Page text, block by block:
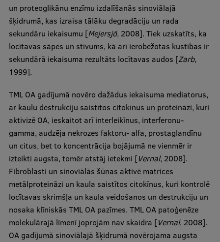
un proteoglikānu enzīmu izdalīšanās sinoviālajā
šķidrumā, kas izraisa tālāku degradāciju un rada
sekundāru iekaisumu [Mejersjö, 2008]. Tiek uzskatīts, ka
locītavas sāpes un stīvums, kā arī ierobežotas kustības ir
sekundārā iekaisuma rezultāts locītavas audos [Zarb,
1999].
TML OA gadījumā novēro dažādus iekaisuma mediatorus,
ar kaulu destrukciju saistītos citokīnus un proteināzi, kuri
aktivizē OA, ieskaitot arī interleikīnus, interferonu-
gamma, audzēja nekrozes faktoru- alfa, prostaglandīnu
un citus, bet to koncentrācija bojājumā ne vienmēr ir
izteikti augsta, tomēr atstāj ietekmi [Vernal, 2008].
Fibroblasti un sinoviālās šūnas aktivē matrices
metālproteināzi un kaula saistītos citokīnus, kuri kontrolē
locītavas skrimšļa un kaula veidošanos un destrukciju un
nosaka klīniskās TML OA pazīmes. TML OA patoģenēze
molekulārajā līmenī joprojām nav skaidra [Vernal, 2008].
OA gadījumā sinoviālajā šķidrumā novērojama augsta